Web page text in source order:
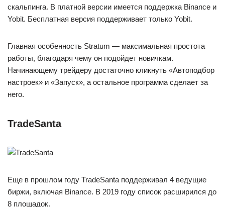
скальпинга. В платной версии имеется поддержка Binance и
Yobit. Бесплатная версия поддерживает только Yobit.
Главная особенность Stratum — максимальная простота
работы, благодаря чему он подойдет новичкам.
Начинающему трейдеру достаточно кликнуть «Автоподбор
настроек» и «Запуск», а остальное программа сделает за
него.
TradeSanta
Еще в прошлом году TradeSanta поддерживал 4 ведущие
биржи, включая Binance. В 2019 году список расширился до
8 площадок.